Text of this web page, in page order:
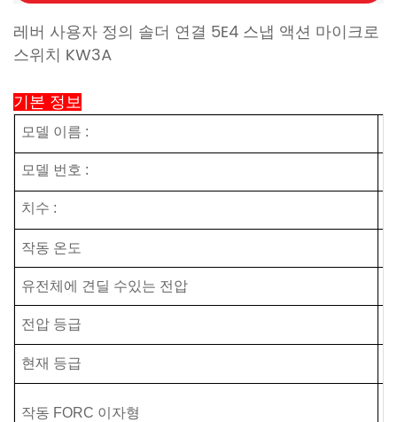
레버 사용자 정의 솔더 연결 5E4 스냅 액션 마이크로
스위치 KW3A
기본 정보
모델 이름 :
모델 번호 :
치수 :
작동 온도
유전체에 견딜 수있는 전압
전압 등급
현재 등급
작동 FORC 이자형